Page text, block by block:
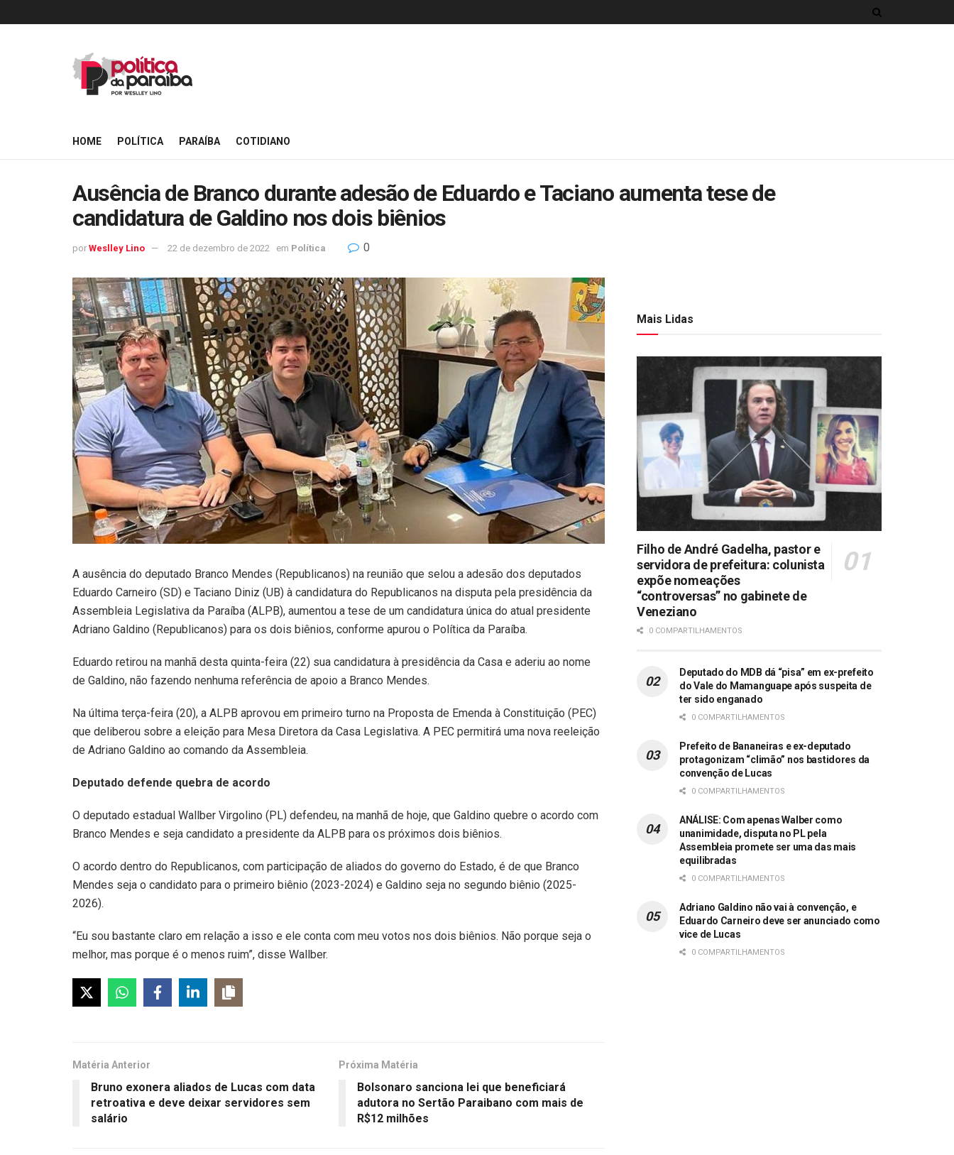
HOME POLÍTICA PARAÍBA COTIDIANO
Ausência de Branco durante adesão de Eduardo e Taciano aumenta tese de
candidatura de Galdino nos dois biênios
por Weslley Lino 22 de dezembro de 2022 em Política 0
A ausência do deputado Branco Mendes (Republicanos) na reunião que selou a adesão dos deputados
Eduardo Carneiro (SD) e Taciano Diniz (UB) à candidatura do Republicanos na disputa pela presidência da
Assembleia Legislativa da Paraíba (ALPB), aumentou a tese de um candidatura única do atual presidente
Adriano Galdino (Republicanos) para os dois biênios, conforme apurou o Política da Paraíba.
Eduardo retirou na manhã desta quinta-feira (22) sua candidatura à presidência da Casa e aderiu ao nome
de Galdino, não fazendo nenhuma referência de apoio a Branco Mendes.
Na última terça-feira (20), a ALPB aprovou em primeiro turno na Proposta de Emenda à Constituição (PEC)
que deliberou sobre a eleição para Mesa Diretora da Casa Legislativa. A PEC permitirá uma nova reeleição
de Adriano Galdino ao comando da Assembleia.
Deputado defende quebra de acordo
O deputado estadual Wallber Virgolino (PL) defendeu, na manhã de hoje, que Galdino quebre o acordo com
Branco Mendes e seja candidato a presidente da ALPB para os próximos dois biênios.
O acordo dentro do Republicanos, com participação de aliados do governo do Estado, é de que Branco
Mendes seja o candidato para o primeiro biênio (2023-2024) e Galdino seja no segundo biênio (2025-
2026).
“Eu sou bastante claro em relação a isso e ele conta com meu votos nos dois biênios. Não porque seja o
melhor, mas porque é o menos ruim”, disse Wallber.
Matéria Anterior
Bruno exonera aliados de Lucas com data
retroativa e deve deixar servidores sem
salário
Próxima Matéria
Bolsonaro sanciona lei que beneficiará
adutora no Sertão Paraibano com mais de
R$12 milhões
Mais Lidas
Filho de André Gadelha, pastor e
servidora de prefeitura: colunista
expõe nomeações
“controversas” no gabinete de
Veneziano
0 COMPARTILHAMENTOS
Deputado do MDB dá “pisa” em ex-prefeito
do Vale do Mamanguape após suspeita de
ter sido enganado
0 COMPARTILHAMENTOS
Prefeito de Bananeiras e ex-deputado
protagonizam “climão” nos bastidores da
convenção de Lucas
0 COMPARTILHAMENTOS
ANÁLISE: Com apenas Walber como
unanimidade, disputa no PL pela
Assembleia promete ser uma das mais
equilibradas
0 COMPARTILHAMENTOS
Adriano Galdino não vai à convenção, e
Eduardo Carneiro deve ser anunciado como
vice de Lucas
0 COMPARTILHAMENTOS